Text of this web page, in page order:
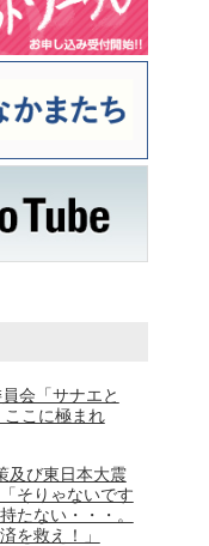
会「サナエと
ここに極まれ
び東日本大震
そりゃないです
たない・・・。
を救え！」